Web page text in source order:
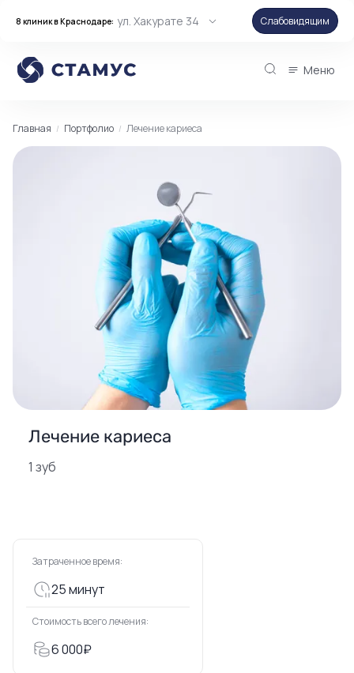
8 клиник в Краснодаре: ул. Хакурате 34 Слабовидящим
Меню
Главная Портфолио Лечение кариеса
Лечение кариеса
1 зуб
Затраченное время:
25 минут
Стоимость всего лечения:
6 000₽